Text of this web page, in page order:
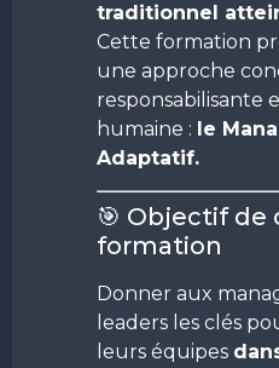
traditionnel
Cette formation
une approche
responsabilisante
humaine : le
Adaptatif.
🎯 Objectif de
formation
Donner aux
leaders les clés
leurs équipes